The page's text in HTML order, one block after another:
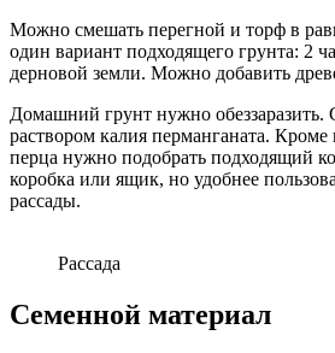
Можно смешать перегной и торф в
один вариант подходящего грунта: 2
дерновой земли. Можно добавить
Домашний грунт нужно обеззаразить.
раствором калия перманганата.
перца нужно подобрать подходящий
коробка или ящик, но удобнее
рассады.
Рассада
Семенной материал